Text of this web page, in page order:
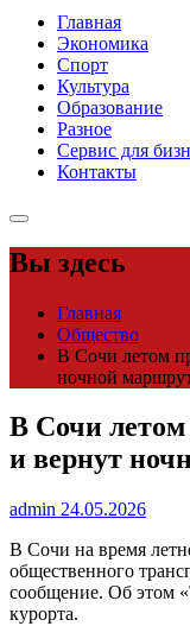
Главная
Экономика
Спорт
Культура
Образование
Разное
Сервис для
Контакты
Вы здесь
Главная
Общество
В Сочи летом
ночной
В Сочи летом
и вернут
admin 24.05.2026
В Сочи на время
общественного
сообщение. Об этом
курорта.